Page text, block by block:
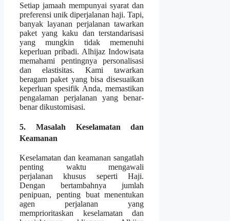
Setiap jamaah mempunyai syarat dan
preferensi unik diperjalanan haji. Tapi,
banyak layanan perjalanan tawarkan
paket yang kaku dan terstandarisasi
yang mungkin tidak memenuhi
keperluan pribadi. Alhijaz Indowisata
memahami pentingnya personalisasi
dan elastisitas. Kami tawarkan
beragam paket yang bisa disesuaikan
keperluan spesifik Anda, memastikan
pengalaman perjalanan yang benar-
benar dikustomisasi.
5. Masalah Keselamatan dan
Keamanan
Keselamatan dan keamanan sangatlah
penting waktu mengawali
perjalanan khusus seperti Haji.
Dengan bertambahnya jumlah
penipuan, penting buat menentukan
agen perjalanan yang
memprioritaskan keselamatan dan